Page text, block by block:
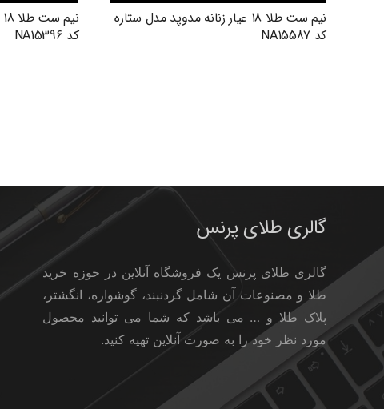
نیم ست طلا 18 عیار زنانه مدوپد مدل ستاره
کد NA15587
کد NA15396
گالری طلای پرنس
گالری طلای پرنس یک فروشگاه آنلاین در حوزه خرید
طلا و مصنوعات آن شامل گردنبند، گوشواره، انگشتر،
پلاک طلا و … می باشد که شما می توانید محصول
مورد نظر خود را به صورت آنلاین تهیه کنید.